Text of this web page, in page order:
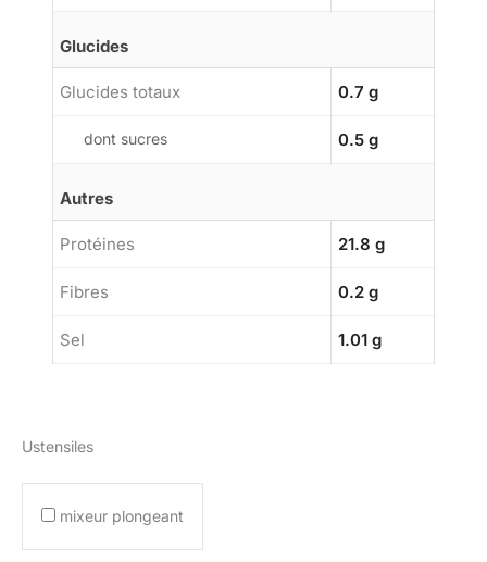
Glucides
Glucides totaux 0.7 g
dont sucres 0.5 g
Autres
Protéines 21.8 g
Fibres 0.2 g
Sel 1.01 g
Ustensiles
mixeur plongeant